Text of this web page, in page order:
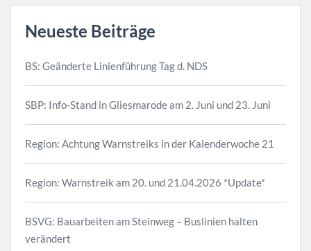
Neueste Beiträge
BS: Geänderte Linienführung Tag d. NDS
SBP: Info-Stand in Gliesmarode am 2. Juni und 23. Juni
Region: Achtung Warnstreiks in der Kalenderwoche 21
Region: Warnstreik am 20. und 21.04.2026 *Update*
BSVG: Bauarbeiten am Steinweg – Buslinien halten
verändert